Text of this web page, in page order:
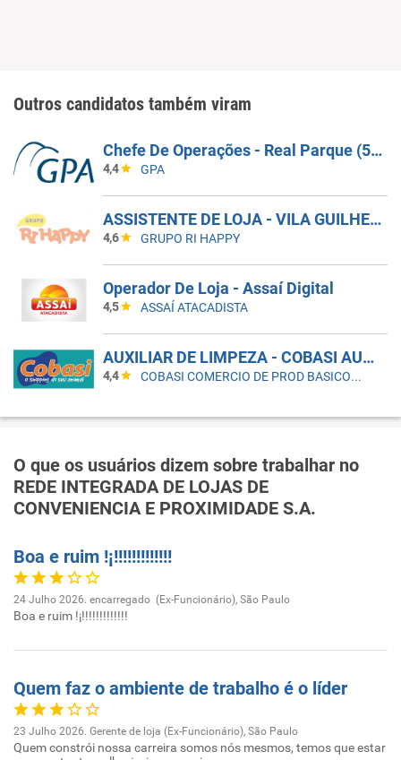
Outros candidatos também viram
Chefe De Operações - Real Parque (574401)
4,4 GPA
ASSISTENTE DE LOJA - VILA GUILHERME (OTTO BAUMGART)
4,6 GRUPO RI HAPPY
Operador De Loja - Assaí Digital
4,5 ASSAÍ ATACADISTA
AUXILIAR DE LIMPEZA - COBASI AUGUSTA
4,4 COBASI COMERCIO DE PROD BASICOS E INDUSTRIALIZADOS LTDA
O que os usuários dizem sobre trabalhar no
REDE INTEGRADA DE LOJAS DE
CONVENIENCIA E PROXIMIDADE S.A.
Boa e ruim !¡!!!!!!!!!!!!!
24 Julho 2026. encarregado (Ex-Funcionário), São Paulo
Boa e ruim !¡!!!!!!!!!!!!!
Quem faz o ambiente de trabalho é o líder
23 Julho 2026. Gerente de loja (Ex-Funcionário), São Paulo
Quem constrói nossa carreira somos nós mesmos, temos que estar